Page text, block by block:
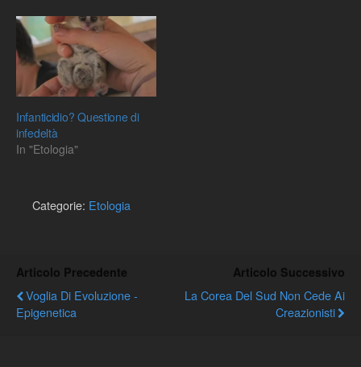
Infanticidio? Questione di
infedeltà
In "Etologia"
Categorie: Etologia
Articolo Precedente
Voglia Di Evoluzione -
Epigenetica
Articolo Successivo
La Corea Del Sud Non Cede Ai
Creazionisti